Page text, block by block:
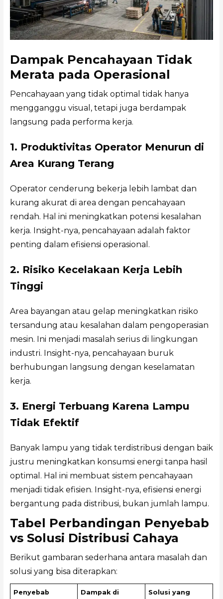
Dampak Pencahayaan Tidak
Merata pada Operasional
Pencahayaan yang tidak optimal tidak hanya
mengganggu visual, tetapi juga berdampak
langsung pada performa kerja.
1. Produktivitas Operator Menurun di
Area Kurang Terang
Operator cenderung bekerja lebih lambat dan
kurang akurat di area dengan pencahayaan
rendah. Hal ini meningkatkan potensi kesalahan
kerja. Insight-nya, pencahayaan adalah faktor
penting dalam efisiensi operasional.
2. Risiko Kecelakaan Kerja Lebih
Tinggi
Area bayangan atau gelap meningkatkan risiko
tersandung atau kesalahan dalam pengoperasian
mesin. Ini menjadi masalah serius di lingkungan
industri. Insight-nya, pencahayaan buruk
berhubungan langsung dengan keselamatan
kerja.
3. Energi Terbuang Karena Lampu
Tidak Efektif
Banyak lampu yang tidak terdistribusi dengan baik
justru meningkatkan konsumsi energi tanpa hasil
optimal. Hal ini membuat sistem pencahayaan
menjadi tidak efisien. Insight-nya, efisiensi energi
bergantung pada distribusi, bukan jumlah lampu.
Tabel Perbandingan Penyebab
vs Solusi Distribusi Cahaya
Berikut gambaran sederhana antara masalah dan
solusi yang bisa diterapkan:
Penyebab
Dampak di
Solusi yang